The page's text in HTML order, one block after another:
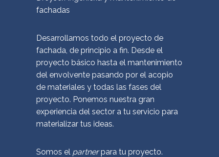
fachadas
Desarrollamos todo el proyecto de
fachada, de principio a fin. Desde el
proyecto básico hasta el mantenimiento
del envolvente pasando por el acopio
de materiales y todas las fases del
proyecto. Ponemos nuestra gran
experiencia del sector a tu servicio para
materializar tus ideas.
Somos el partnerpara tu proyecto.